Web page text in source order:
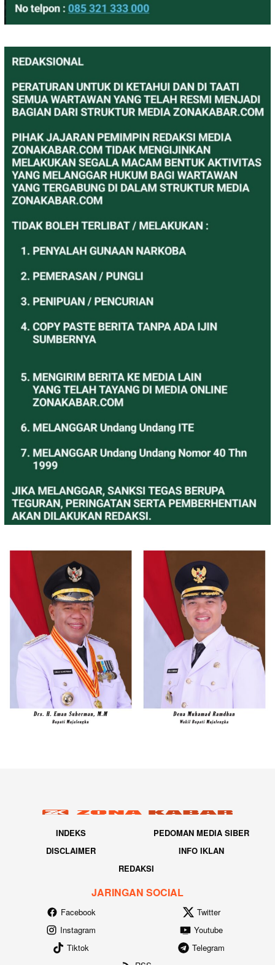
INDEKS
PEDOMAN MEDIA SIBER
DISCLAIMER
INFO IKLAN
REDAKSI
JARINGAN SOCIAL
Facebook
Twitter
Instagram
Youtube
Tiktok
Telegram